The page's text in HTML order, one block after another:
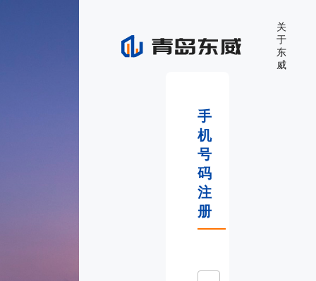
关
于
东
威
手
机
号
码
注
册